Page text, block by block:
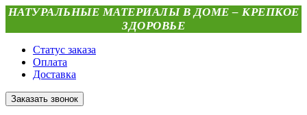
НАТУРАЛЬНЫЕ МАТЕРИАЛЫ В ДОМЕ – КРЕПКОЕ
ЗДОРОВЬЕ
Статус заказа
Оплата
Доставка
Заказать звонок